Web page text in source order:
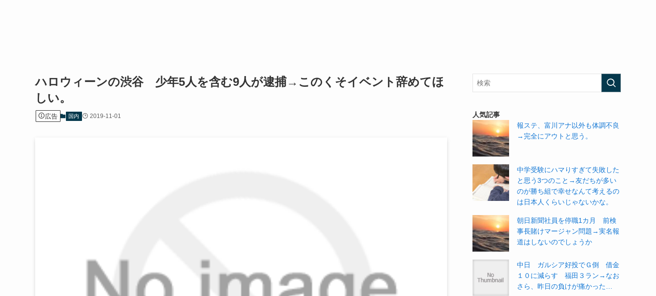
ハロウィーンの渋谷 少年5人を含む9人が逮捕→このくそイベント辞めてほ
しい。
広告 国内 2019-11-01
人気記事
報ステ、富川アナ以外も体調不良
→完全にアウトと思う。
中学受験にハマりすぎて失敗した
と思う3つのこと→友だちが多い
のが勝ち組で幸せなんて考えるの
は日本人くらいじゃないかな。
朝日新聞社員を停職1カ月 前検
事長賭けマージャン問題→実名報
道はしないのでしょうか
中日 ガルシア好投でＧ倒 借金
１０に減らす 福田３ラン→なお
さら、昨日の負けが痛かった…